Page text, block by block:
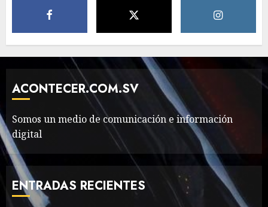
The full story of
Thailand’s extraordinary
cave rescue
MAYO 14, 2024 1002
7
Valentino Goes
Deliberately Feminine for
Fall 2018
MAYO 16, 2024 766
ACONTECER.COM.SV
Somos un medio de comunicación e información
digital
ENTRADAS RECIENTES